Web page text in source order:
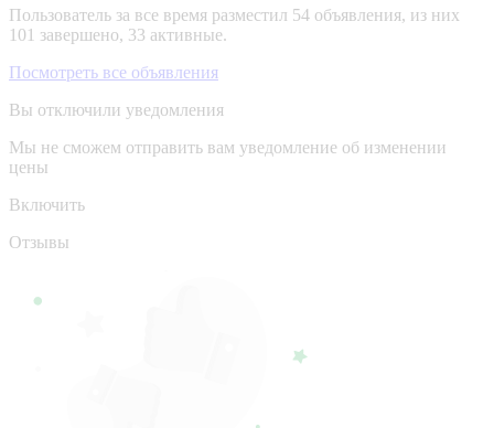
Пользователь за все время разместил 54 объявления, из них
101 завершено, 33 активные.
Посмотреть все объявления
Вы отключили уведомления
Мы не сможем отправить вам уведомление об изменении
цены
Включить
Отзывы